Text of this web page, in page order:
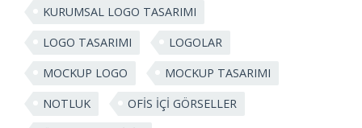
KURUMSAL LOGO TASARIMI
LOGO TASARIMI
LOGOLAR
MOCKUP LOGO
MOCKUP TASARIMI
NOTLUK
OFIS IÇI GÖRSELLER